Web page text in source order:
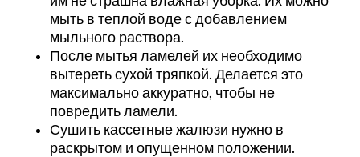
мыть в теплой воде с добавлением
мыльного раствора.
После мытья ламелей их необходимо
вытереть сухой тряпкой. Делается это
максимально аккуратно, чтобы не
повредить ламели.
Сушить кассетные жалюзи нужно в
раскрытом и опущенном положении.